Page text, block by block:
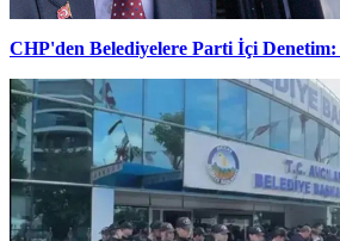
CHP'den Belediyelere Parti İçi